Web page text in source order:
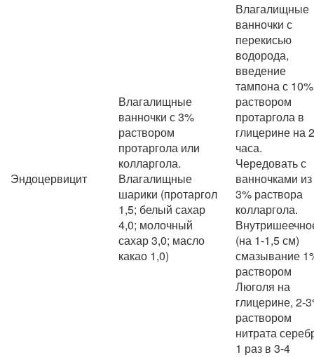
Эндоцервицит
Влагалищные
ванночки с 3%
раствором
протаргола или
колларгола.
Влагалищные
шарики (протаргол
1,5; белый сахар
4,0; молочный
сахар 3,0; масло
какао 1,0)
Влагалищные
ванночки с
перекисью
водорода,
введение
тампона с 10%
раствором
протаргола в
глицерине на
часа.
Чередовать с
ванночками из
3% раствора
колларгола.
(на 1-1,5 см)
смазывание
раствором
Люголя на
глицерине, 2-
раствором
нитрата
1 раз в 3-4